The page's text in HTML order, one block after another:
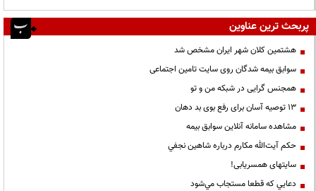
پربحث ترین عناوین
هشتمین کلان شهر ایران مشخص شد
سوابق بیمه شدگان روی سایت تامین اجتماعی
همجنس گرایی در شبکه من و تو
13 توصیه آسان برای رفع بوی بد دهان
مشاهده سامانه آنلاين سوابق بیمه
حكم آيت‌الله مكارم درباره شاهين نجفي
سایتهای همسریابی!
دعايي كه قطعا مستجاب مي‌شود